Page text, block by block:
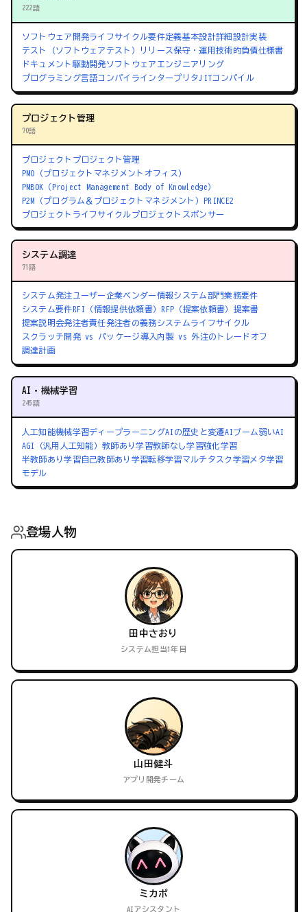
222語
ソフトウェア開発ライフサイクル要件定義基本設計詳細設計実装
テスト（ソフトウェアテスト）
リリース保守・運用 技術的負債仕様書
ドキュメント駆動開発ソフトウェアエンジニアリング
プログラミング言語コンパイラインタープリタ JITコンパイル
プロジェクト管理
70語
プロジェクト プロジェクト管理
PMO（プロジェクトマネジメントオフィス）
PMBOK（Project Management Body of Knowledge）
P2M（プログラム＆プロジェクトマネジメント） PRINCE2
プロジェクトライフサイクルプロジェクトスポンサー
システム調達
71語
システム発注 ユーザー企業ベンダー情報システム部門業務要件
システム要件 RFI（情報提供依頼書） RFP（提案依頼書） 提案書
提案説明会発注者責任発注者の義務システムライフサイクル
スクラッチ開発 vs パッケージ導入 内製 vs 外注のトレードオフ
調達計画
AI・機械学習
245語
人工知能機械学習ディープラーニングAIの歴史と変遷AIブーム 弱いAI
AGI（汎用人工知能）教師あり学習教師なし学習強化学習
半教師あり学習自己教師あり学習転移学習マルチタスク学習メタ学習
モデル
登場人物
田中さおり
システム担当1年目
山田健斗
アプリ開発チーム
ミカポ
AIアシスタント